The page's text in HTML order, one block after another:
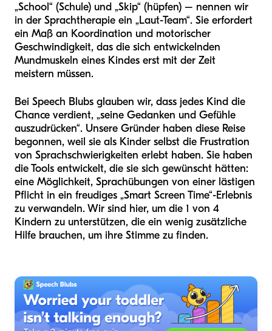
„School“ (Schule) und „Skip“ (hüpfen) – nennen wir
in der Sprachtherapie ein „Laut-Team“. Sie erfordert
ein Maß an Koordination und motorischer
Geschwindigkeit, das die sich entwickelnden
Mundmuskeln eines Kindes erst mit der Zeit
meistern müssen.
Bei Speech Blubs glauben wir, dass jedes Kind die
Chance verdient, „seine Gedanken und Gefühle
auszudrücken“. Unsere Gründer haben diese Reise
begonnen, weil sie als Kinder selbst die Frustration
von Sprachschwierigkeiten erlebt haben. Sie haben
die Tools entwickelt, die sie sich gewünscht hätten:
eine Möglichkeit, Sprachübungen von einer lästigen
Pflicht in ein freudiges „Smart Screen Time“-Erlebnis
zu verwandeln. Wir sind hier, um die 1 von 4
Kindern zu unterstützen, die ein wenig zusätzliche
Hilfe brauchen, um ihre Stimme zu finden.